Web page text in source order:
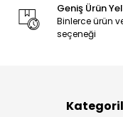
Geniş Ürün
Binlerce ürün
seçeneği